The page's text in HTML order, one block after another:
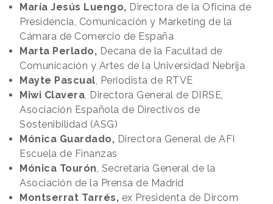
María Jesús Luengo, Directora de la Oficina de
Presidencia, Comunicación y Marketing de la
Cámara de Comercio de España
Marta Perlado, Decana de la Facultad de
Comunicación y Artes de la Universidad Nebrija
Mayte Pascual , Periodista de RTVE
Miwi Clavera , Directora General de DIRSE,
Asociación Española de Directivos de
Sostenibilidad (ASG)
Mónica Guardado, Directora General de AFI
Escuela de Finanzas
Mónica Tourón , Secretaria General de la
Asociación de la Prensa de Madrid
Montserrat Tarrés, ex Presidenta de Dircom